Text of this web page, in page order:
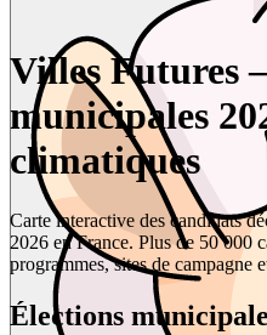
Villes Futures
municipales
climatiques
Carte interactive des candidats
2026 en France. Plus de 50 000
programmes, sites de campagne
Élections